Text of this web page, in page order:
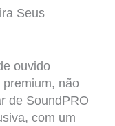
Seus
ouvido
não
de SoundPRO
com um